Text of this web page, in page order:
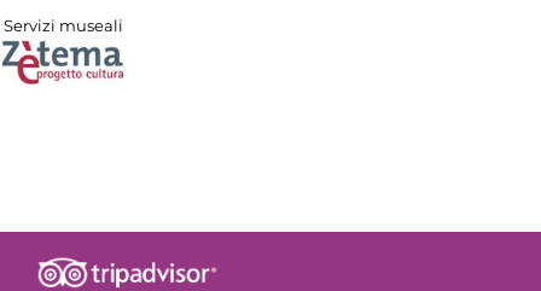
Servizi museali